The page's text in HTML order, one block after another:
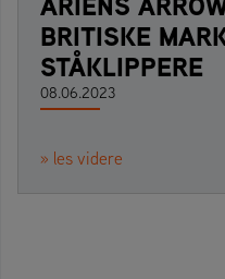
BRITISKE
STÅKLIPPERE
08.06.2023
» les videre